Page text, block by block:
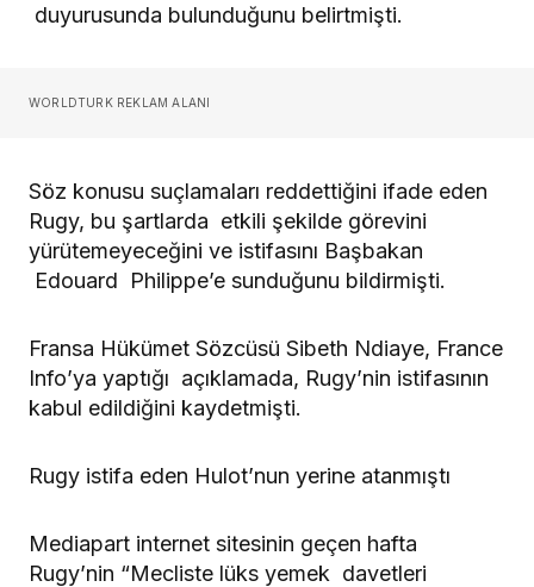
duyurusunda bulunduğunu belirtmişti.
WORLDTURK REKLAM ALANI
Söz konusu suçlamaları reddettiğini ifade eden
Rugy, bu şartlarda etkili şekilde görevini
yürütemeyeceğini ve istifasını Başbakan
Edouard Philippe’e sunduğunu bildirmişti.
Fransa Hükümet Sözcüsü Sibeth Ndiaye, France
Info’ya yaptığı açıklamada, Rugy’nin istifasının
kabul edildiğini kaydetmişti.
Rugy istifa eden Hulot’nun yerine atanmıştı
Mediapart internet sitesinin geçen hafta
Rugy’nin “Mecliste lüks yemek davetleri